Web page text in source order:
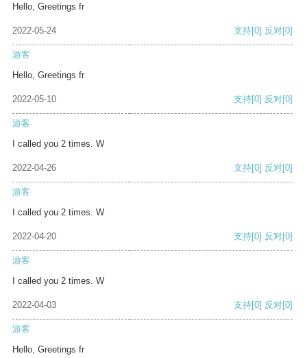
Hello, Greetings fr
2022-05-24 支持[0] 反对[0]
游客
Hello, Greetings fr
2022-05-10 支持[0] 反对[0]
游客
I called you 2 times. W
2022-04-26 支持[0] 反对[0]
游客
I called you 2 times. W
2022-04-20 支持[0] 反对[0]
游客
I called you 2 times. W
2022-04-03 支持[0] 反对[0]
游客
Hello, Greetings fr